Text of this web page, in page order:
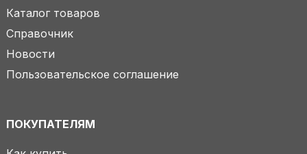
Каталог товаров
Справочник
Новости
Пользовательское соглашение
ПОКУПАТЕЛЯМ